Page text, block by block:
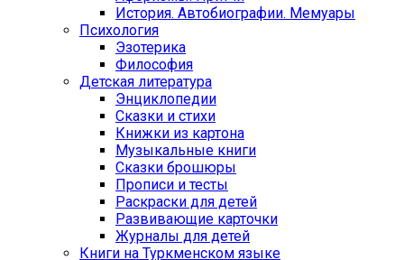
История. Автобиографии. Мемуары
Психология
Эзотерика
Философия
Детская литература
Энциклопедии
Сказки и стихи
Книжки из картона
Музыкальные книги
Сказки брошюры
Прописи и тесты
Раскраски для детей
Развивающие карточки
Журналы для детей
Книги на Туркменском языке